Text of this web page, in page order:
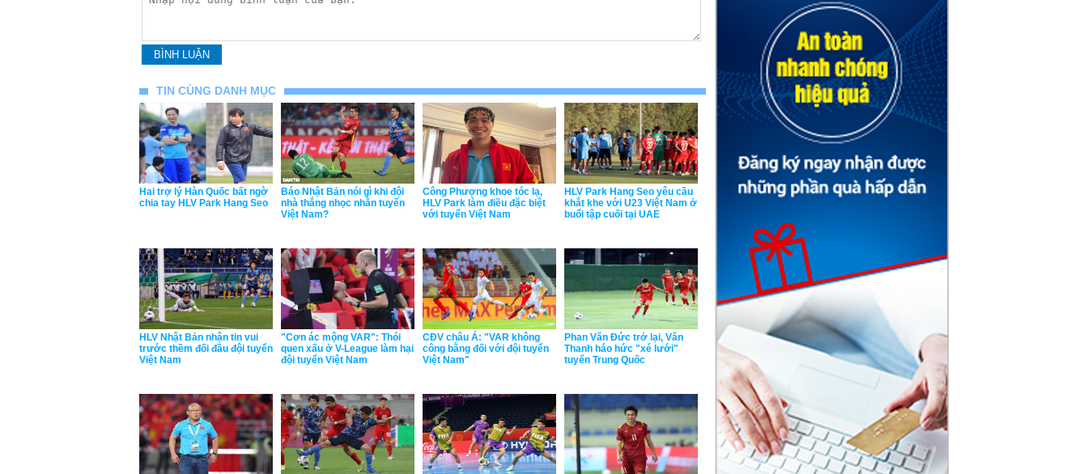
TIN CÙNG DANH MỤC
Hai trợ lý Hàn Quốc bất ngờ
chia tay HLV Park Hang Seo
Báo Nhật Bản nói gì khi đội
nhà thắng nhọc nhằn tuyển
Việt Nam?
Công Phượng khoe tóc lạ,
HLV Park làm điều đặc biệt
với tuyển Việt Nam
HLV Park Hang Seo yêu cầu
khắt khe với U23 Việt Nam ở
buổi tập cuối tại UAE
HLV Nhật Bản nhận tin vui
trước thềm đối đầu đội tuyển
Việt Nam
"Cơn ác mộng VAR": Thói
quen xấu ở V-League làm hại
đội tuyển Việt Nam
CĐV châu Á: "VAR không
công bằng đối với đội tuyển
Việt Nam"
Phan Văn Đức trở lại, Văn
Thanh háo hức "xé lưới"
tuyển Trung Quốc